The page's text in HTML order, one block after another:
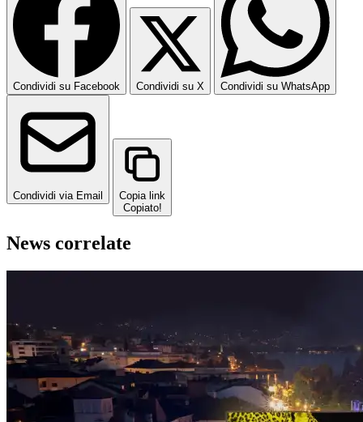
Condividi su Facebook Condividi su X Condividi su WhatsApp
Condividi via Email
Copia link
Copiato!
News correlate